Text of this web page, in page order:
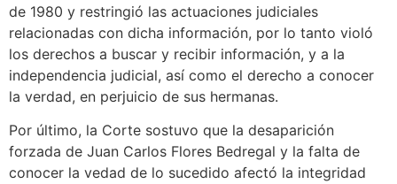
de 1980 y restringió las actuaciones judiciales
relacionadas con dicha información, por lo tanto violó
los derechos a buscar y recibir información, y a la
independencia judicial, así como el derecho a conocer
la verdad, en perjuicio de sus hermanas.
Por último, la Corte sostuvo que la desaparición
forzada de Juan Carlos Flores Bedregal y la falta de
conocer la vedad de lo sucedido afectó la integridad